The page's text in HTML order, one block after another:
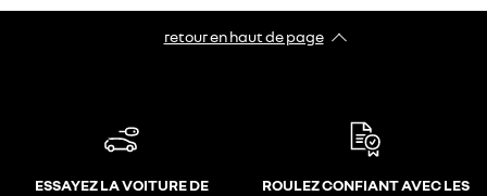
retour en haut de page​
ESSAYEZ LA VOITURE DE
ROULEZ CONFIANT AVEC LES